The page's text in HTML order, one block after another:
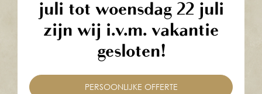
juli tot woensdag 22 juli
zijn wij i.v.m. vakantie
gesloten!
PERSOONLIJKE OFFERTE